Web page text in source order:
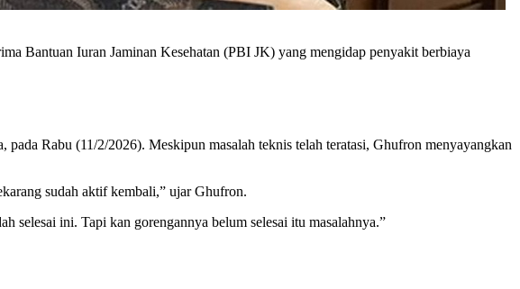
Bantuan Iuran Jaminan Kesehatan (PBI JK) yang mengidap penyakit berbiaya
Rabu (11/2/2026). Meskipun masalah teknis telah teratasi, Ghufron menyayangkan
sudah aktif kembali,” ujar Ghufron.
selesai ini. Tapi kan gorengannya belum selesai itu masalahnya.”